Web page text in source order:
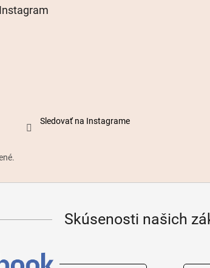
Instagram
Sledovať na Instagrame
Skúsenosti našich